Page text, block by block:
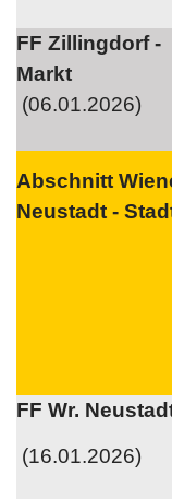
FF Zillingdorf -
Markt
(06.01.2026)
Abschnitt
Neustadt -
FF Wr.
(16.01.2026)